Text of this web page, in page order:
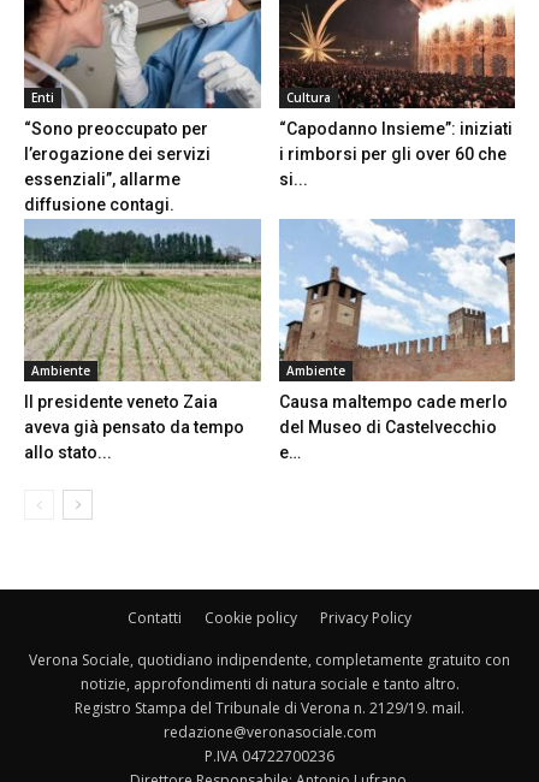
Enti
“Sono preoccupato per
l’erogazione dei servizi
essenziali”, allarme
diffusione contagi.
Cultura
“Capodanno Insieme”: iniziati
i rimborsi per gli over 60 che
si...
Ambiente
Il presidente veneto Zaia
aveva già pensato da tempo
allo stato...
Ambiente
Causa maltempo cade merlo
del Museo di Castelvecchio
e…
Contatti Cookie policy Privacy Policy
Verona Sociale, quotidiano indipendente, completamente gratuito con
notizie, approfondimenti di natura sociale e tanto altro.
Registro Stampa del Tribunale di Verona n. 2129/19. mail.
redazione@veronasociale.com
P.IVA 04722700236